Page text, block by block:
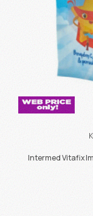
Intermed Vitafix